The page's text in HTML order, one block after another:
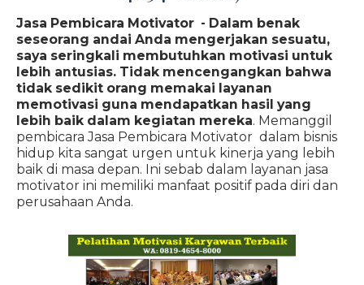
Jasa Pembicara Motivator - Dalam benak
seseorang andai Anda mengerjakan sesuatu,
saya seringkali membutuhkan motivasi untuk
lebih antusias. Tidak mencengangkan bahwa
tidak sedikit orang memakai layanan
memotivasi guna mendapatkan hasil yang
lebih baik dalam kegiatan mereka. Memanggil
pembicara Jasa Pembicara Motivator dalam bisnis
hidup kita sangat urgen untuk kinerja yang lebih
baik di masa depan. Ini sebab dalam layanan jasa
motivator ini memiliki manfaat positif pada diri dan
perusahaan Anda.